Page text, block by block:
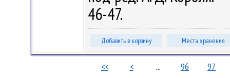
46-47.
Добавить в корзину Места хранения
<< < ... 96 97